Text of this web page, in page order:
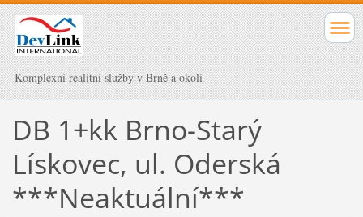
Komplexní realitní služby v Brně a okolí
DB 1+kk Brno-Starý
Lískovec, ul. Oderská
***Neaktuální***